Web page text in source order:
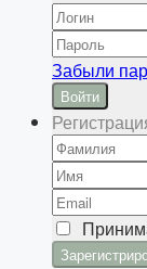
Забыли
Войти